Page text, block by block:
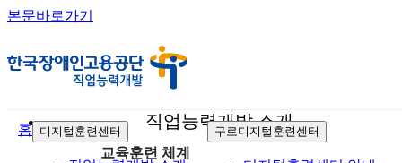
본문바로가기
직업능력개발 소개
교육훈련 체계
홈 디지털훈련센터 구로디지털훈련센터